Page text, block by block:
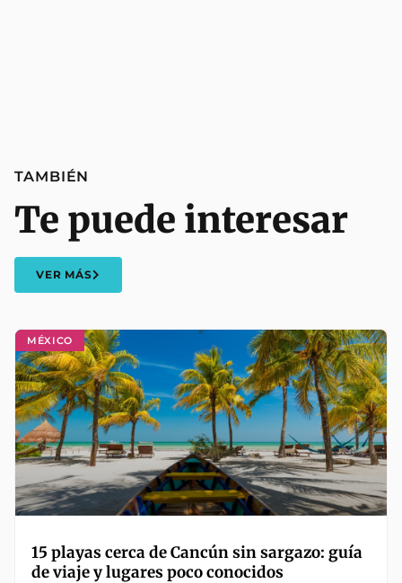
MÉXICO
15 playas cerca de Cancún sin sargazo: guía
de viaje y lugares poco conocidos
TAMBIÉN
Te puede interesar
VER MÁS